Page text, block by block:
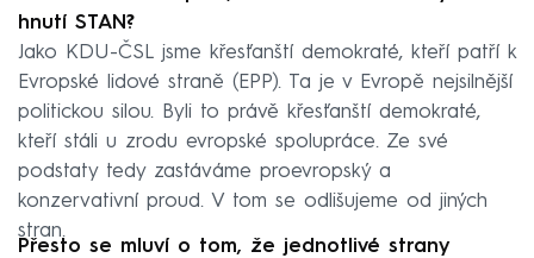
hnutí STAN?
Jako KDU-ČSL jsme křesťanští demokraté, kteří patří k
Evropské lidové straně (EPP). Ta je v Evropě nejsilnější
politickou silou. Byli to právě křesťanští demokraté,
kteří stáli u zrodu evropské spolupráce. Ze své
podstaty tedy zastáváme proevropský a
konzervativní proud. V tom se odlišujeme od jiných
stran.
Přesto se mluví o tom, že jednotlivé strany